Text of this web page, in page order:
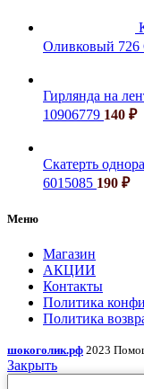
Оливковый
Гирлянда на
10906779 140 ₽
Скатерть
6015085 190 ₽
Меню
Магазин
АКЦИИ
Контакты
Политика
Политика
шокоголик.рф 2023
Закрыть